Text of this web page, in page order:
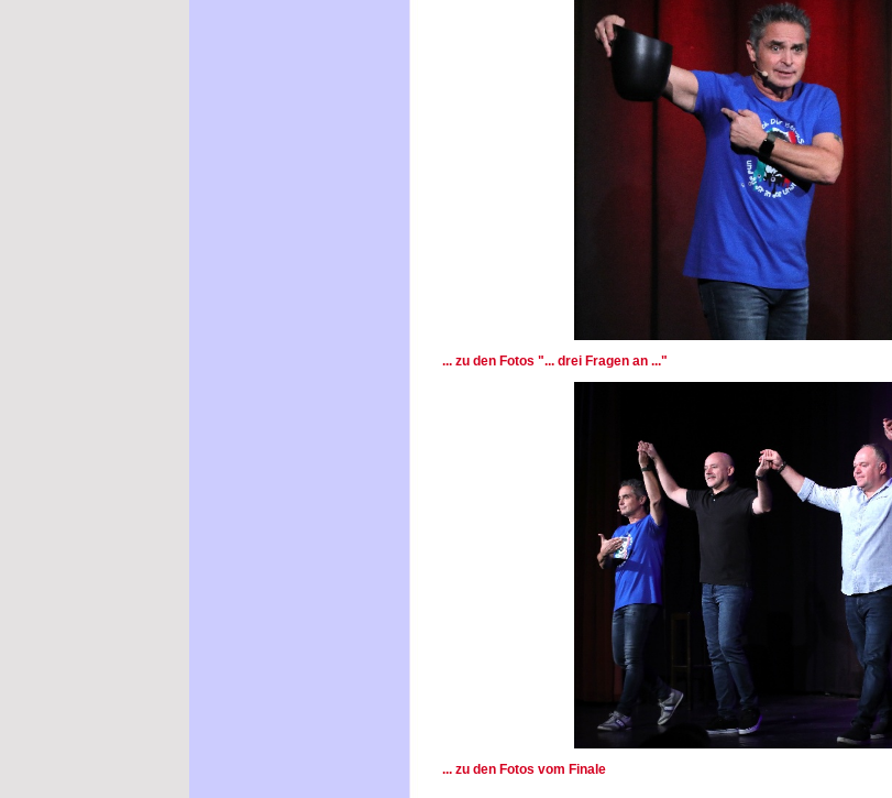
... zu den Fotos "... drei Fragen an ..."
... zu den Fotos vom Finale